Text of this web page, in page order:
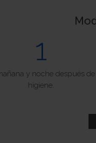
1
y noche después
higiene.